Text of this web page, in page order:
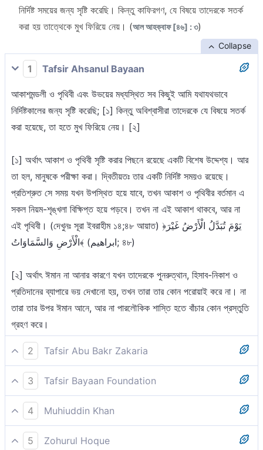
নির্দিষ্ট সময়ের জন্য সৃষ্টি করেছি। কিন্তু কাফিরগণ, যে বিষয়ে তাদেরকে সতর্ক
করা হয় তাত্থেকে মুখ ফিরিয়ে নেয়। (আল আহক্বাফ [৪৬] : ৩)
Collapse
1 Tafsir Ahsanul Bayaan
আকাশমন্ডলী ও পৃথিবী এবং উভয়ের মধ্যস্থিত সব কিছুই আমি যথাযথভাবে
নির্দিষ্টকালের জন্য সৃষ্টি করেছি; [১] কিন্তু অবিশ্বাসীরা তাদেরকে যে বিষয়ে সতর্ক
করা হয়েছে, তা হতে মুখ ফিরিয়ে নেয়। [২]
[১] অর্থাৎ আকাশ ও পৃথিবী সৃষ্টি করার পিছনে রয়েছে একটি বিশেষ উদ্দেশ্য। আর
তা হল, মানুষকে পরীক্ষা করা। দ্বিতীয়তঃ তার একটি নির্দিষ্ট সময়ও রয়েছে।
প্রতিশ্রুত সে সময় যখন উপস্থিত হয়ে যাবে, তখন আকাশ ও পৃথিবীর বর্তমান এ
সকল নিয়ম-শৃঙ্খলা বিক্ষিপ্ত হয়ে পড়বে। তখন না এই আকাশ থাকবে, আর না
এই পৃথিবী। (দেখুনঃ সূরা ইবরাহীম ১৪;৪৮ আয়াত) ﴿يَوْمَ تُبَدَّلُ الْأَرْضُ غَيْرَ
الْأَرْضِ وَالسَّمَاوَاتُ﴾ (ابراهيم; ৪৮)
[২] অর্থাৎ ঈমান না আনার কারণে যখন তাদেরকে পুনরুত্থান, হিসাব-নিকাশ ও
প্রতিদানের ব্যাপারে ভয় দেখানো হয়, তখন তারা তার কোন পরোয়াই করে না। না
তারা তার উপর ঈমান আনে, আর না পারলৌকিক শাস্তি হতে বাঁচার কোন প্রস্তুতি
গ্রহণ করে।
2 Tafsir Abu Bakr Zakaria
আসমানসমূহ, যমীন ও এ দু’য়ের মধ্যবর্তী সমস্ত কিছুই আমরা যথাযথ ভাবে ও
নির্দিষ্ট সময়ের জন্য সৃষ্টি করেছি। আর যারা কুফরী করেছে, তাদেরকে যে বিষয়ে
ভীতিপ্ৰদৰ্শন করা হয়েছে তা থেকে মুখ ফিরিয়ে আছে।
3 Tafsir Bayaan Foundation
আমি আসমানসমূহ, যমীন ও এতদোভয়ের মধ্যে যা কিছু আছে, তা যথাযথভাবে ও
একটি নির্দিষ্ট সময়ের জন্য সৃষ্টি করেছি। আর যারা কুফরী করে, তাদেরকে যে বিষয়ে
সতর্ক করা হয়েছে তা থেকে তারা বিমুখ।
4 Muhiuddin Khan
নভোমন্ডল, ভূ-মন্ডল ও এতদুভয়ের মধ্যবর্তী সবকিছু আমি যথাযথভাবেই এবং নির্দিষ্ট
5 Zohurul Hoque